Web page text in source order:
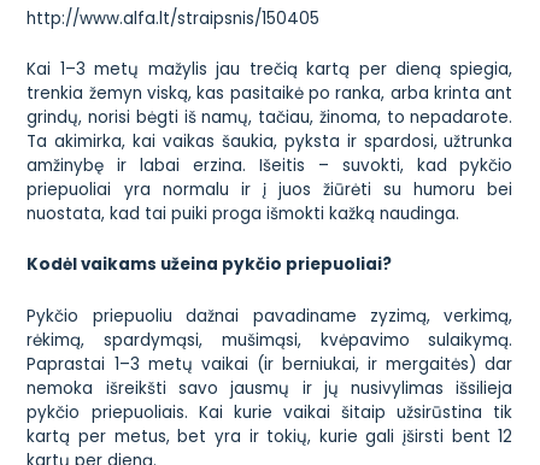
http://www.alfa.lt/straipsnis/150405
Kai 1–3 metų mažylis jau trečią kartą per dieną spiegia,
trenkia žemyn viską, kas pasitaikė po ranka, arba krinta ant
grindų, norisi bėgti iš namų, tačiau, žinoma, to nepadarote.
Ta akimirka, kai vaikas šaukia, pyksta ir spardosi, užtrunka
amžinybę ir labai erzina. Išeitis – suvokti, kad pykčio
priepuoliai yra normalu ir į juos žiūrėti su humoru bei
nuostata, kad tai puiki proga išmokti kažką naudinga.
Kodėl vaikams užeina pykčio priepuoliai?
Pykčio priepuoliu dažnai pavadiname zyzimą, verkimą,
rėkimą, spardymąsi, mušimąsi, kvėpavimo sulaikymą.
Paprastai 1–3 metų vaikai (ir berniukai, ir mergaitės) dar
nemoka išreikšti savo jausmų ir jų nusivylimas išsilieja
pykčio priepuoliais. Kai kurie vaikai šitaip užsirūstina tik
kartą per metus, bet yra ir tokių, kurie gali įširsti bent 12